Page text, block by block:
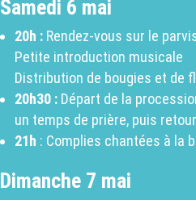
Samedi 6 mai
20h :Rendez-vous sur le
Petite introduction musicale
Distribution de bougies et de
20h30 :Départ de la
un temps de prière, puis
21h : Complies chantées à la
Dimanche 7 mai